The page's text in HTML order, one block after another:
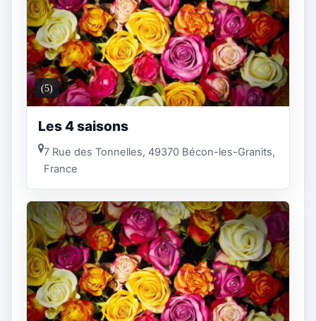
(5)
Les 4 saisons
7 Rue des Tonnelles, 49370 Bécon-les-Granits,
France